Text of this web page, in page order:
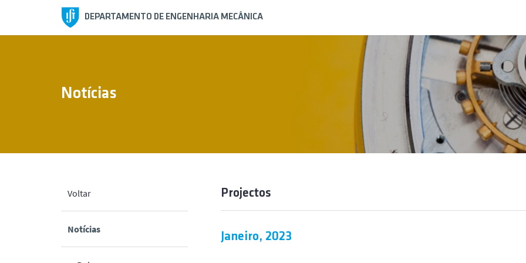
DEPARTAMENTO DE ENGENHARIA MECÂNICA
Voltar
Notícias
Notícias
Projectos
Janeiro, 2023